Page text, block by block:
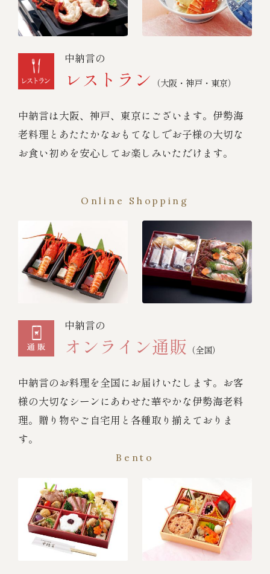
中納言の
レストラン （大阪・神戸・東京）
中納言は大阪、神戸、東京にございます。伊勢海
老料理とあたたかなおもてなしでお子様の大切な
お食い初めを安心してお楽しみいただけます。
Online Shopping
中納言の
オンライン通販 （全国）
中納言のお料理を全国にお届けいたします。お客
様の大切なシーンにあわせた華やかな伊勢海老料
理。贈り物やご自宅用と各種取り揃えておりま
す。
Bento